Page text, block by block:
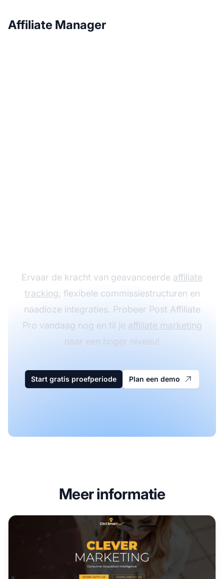
Affiliate Manager
Ervaar de kracht van geavanceerde affiliate
tracking, flexibele commissiestructuren en
naadloze integraties. Probeer Post Affiliate
Pro vandaag nog en til je affiliate marketing
naar een hoger niveau!
Start gratis proefperiode Plan een demo
Meer informatie
ClickSmart Affiliate Programma